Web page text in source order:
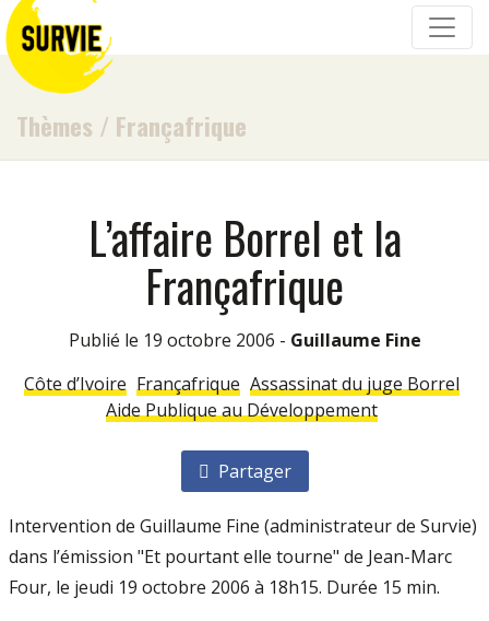
Thèmes / Françafrique
L’affaire Borrel et la
Françafrique
Publié le 19 octobre 2006 - Guillaume Fine
Côte d’Ivoire Françafrique Assassinat du juge Borrel
Aide Publique au Développement
Partager
Intervention de Guillaume Fine (administrateur de Survie)
dans l’émission "Et pourtant elle tourne" de Jean-Marc
Four, le jeudi 19 octobre 2006 à 18h15. Durée 15 min.